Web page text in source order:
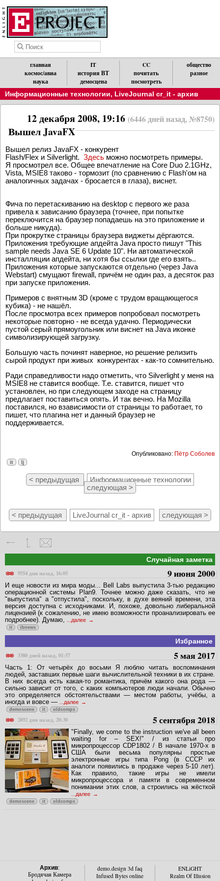
главная
космос/авиа
наука
IT
история ВТ
демосцена
CC
почитать
посмотреть
общество
разное
Информационные технологии, LiveJournal cr_it - архив
12 декабря 2008, 19:16 (6446 дней назад, №8750)
Вышел JavaFX
Вышел релиз JavaFX - конкурент
Flash/Flex и Silverlight. Здесь можно посмотреть примеры.
Я просмотрел все. Общее впечатление на Core Duo 2.1GHz,
Vista, MSIE8 таково - тормозит (по сравнению с Flash'ом на
аналогичных задачах - бросается в глаза), виснет.
Фича по перетаскиванию на desktop с первого же раза
привела к зависанию браузера (точнее, при попытке
переключится на браузер попадаешь на это приложение и
больше никуда).
При прокрутке страницы браузера виджеты дёргаются.
Приложения требующие апдейта Java просто пишут "This
sample needs Java SE 6 Update 10". Ни автоматической
инсталляции апдейта, ни хотя бы ссылки где его взять..
Приложения которые запускаются отдельно (через Java
Webstart) смущают firewall, причём не один раз, а десяток раз
при запуске приложения.
Примеров с внятным 3D (кроме с трудом вращающегося
кубика) - не нашёл.
После просмотра всех примеров попробовал посмотреть
некоторые повторно - не всегда удачно. Периодически
пустой серый прямоугольник или виснет на Java иконке
символизирующей загрузку.
Большую часть починят наверное, но решение релизить
сырой продукт при живых конкурентах - как-то сомнительно.
Ради справедливости надо отметить, что Silverlight у меня на
MSIE8 не ставится вообще. Т.е. ставится, пишет что
установлен, но при следующем заходе на страницу
предлагает поставиться опять. И так вечно. На Mozilla
поставился, но взависимости от страницы то работает, то
пишет, что плагина нет и данный браузер не
поддерживается.
Опубликовано: Пётр Соболев
it lj
< предыдущая
Информационные технологии
следующая >
< предыдущая LiveJournal cr_it - архив следующая >
Случайная заметка
9554 дня назад, 16:05
9 июня 2000
И еще новости из мира моды... Bell Labs выпустила 3-тью редакцию
oперационной системы Plan9. Точнее можно даже сказать, что не
"выпустила" а "отпустила", поскольку, в духе веяний времени, эта
версия доступна с исходниками. И, похоже, довольно либеральной
лицензией (к сожалению, не имею возможности проанализировать ее
подробнее). Думаю,
...далее
it ibnews
Избранное
3380 дней назад, 01:57
5 мая 2017
Часть 1: От четырёх до восьми Я люблю читать воспоминания
людей, заставших первые шаги вычислительной техники в их стране.
В них всегда есть какая-то романтика, причём какого она рода —
сильно зависит от того, с каких компьютеров люди начали. Обычно
это определяется обстоятельствами — местом работы, учёбы, а
иногда и вовсе —
...далее
demoscene it oldcomps
2892 дня назад, 20:30 5 сентября 2018
"Finally, we come to the instruction we've all been
waiting for – SEX!" / из статьи про
микропроцессор CDP1802 / В начале 1970-х в
США были весьма популярны простые
электронные игры типа Pong (в СССР их
аналоги появились в продаже через 5-10 лет).
Как правило, такие игры не имели
микропроцессора и памяти в современном
понимании этих слов, а строились на жёсткой
...далее
demoscene it oldcomps
Архив:
Бродячая Камера
demo.design 3d faq
Infused Bytes online
ENLiGHT
Realm Of Illusion